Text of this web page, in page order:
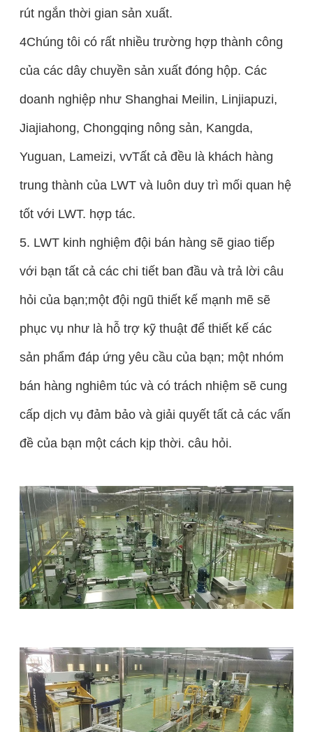
rút ngắn thời gian sản xuất.
4Chúng tôi có rất nhiều trường hợp thành công
của các dây chuyền sản xuất đóng hộp. Các
doanh nghiệp như Shanghai Meilin, Linjiapuzi,
Jiajiahong, Chongqing nông sản, Kangda,
Yuguan, Lameizi, vvTất cả đều là khách hàng
trung thành của LWT và luôn duy trì mối quan hệ
tốt với LWT. hợp tác.
5. LWT kinh nghiệm đội bán hàng sẽ giao tiếp
với bạn tất cả các chi tiết ban đầu và trả lời câu
hỏi của bạn;một đội ngũ thiết kế mạnh mẽ sẽ
phục vụ như là hỗ trợ kỹ thuật để thiết kế các
sản phẩm đáp ứng yêu cầu của bạn; một nhóm
bán hàng nghiêm túc và có trách nhiệm sẽ cung
cấp dịch vụ đảm bảo và giải quyết tất cả các vấn
đề của bạn một cách kịp thời. câu hỏi.